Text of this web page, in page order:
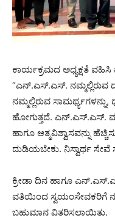
ಕಾರ್ಯಕ್ರಮದ ಅಧ್ಯಕ್ಷತೆ
“ಎನ್.ಎಸ್.ಎಸ್. ನಮ್ಮಲ್ಲಿರುವ
ನಮ್ಮಲ್ಲಿರುವ ಸಾಮರ್ಥ್ಯಗಳನ್ನು,
ಹೋಗುತ್ತದೆ. ಎನ್.ಎಸ್.ಎಸ್.
ಹಾಗೂ ಆತ್ಮವಿಶ್ವಾಸವನ್ನು
ದುಡಿಯಬೇಕು. ನಿಸ್ವಾರ್ಥ ಸೇವೆ
ಕ್ರೀಡಾ ದಿನ ಹಾಗೂ
ವತಿಯಿಂದ ಸ್ವಯಂಸೇವಕರಿಗೆ
ಬಹುಮಾನ ವಿತರಿಸಲಾಯಿತು.